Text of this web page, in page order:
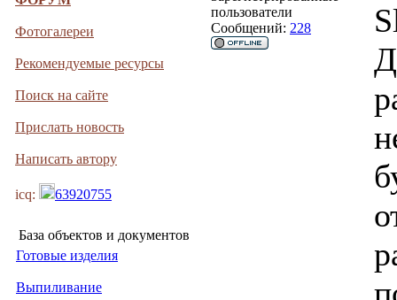
Фотогалереи
Рекомендуемые ресурсы
Поиск на сайте
Прислать новость
Написать автору
icq: 63920755
База объектов и документов
Готовые изделия
Выпиливание
пользователи
Сообщений: 228